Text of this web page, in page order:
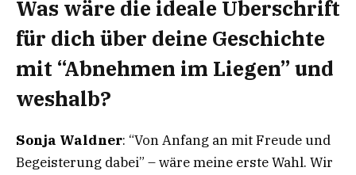
Was wäre die ideale Überschrift
für dich über deine Geschichte
mit “Abnehmen im Liegen” und
weshalb?
Sonja Waldner: “Von Anfang an mit Freude und
Begeisterung dabei” – wäre meine erste Wahl. Wir